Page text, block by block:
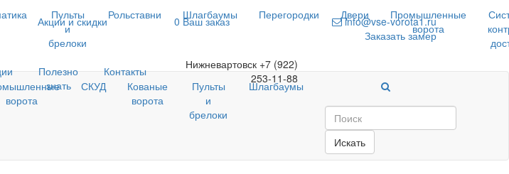
Пульты
и
брелоки
Рольставни Шлагбаумы Перегородки Двери
Промышленные
ворота
Полезно
знать
Контакты Нижневартовск +7 (922)
253-11-88
Акции и скидки 0 Ваш заказ
info@vse-vorota1.ru
Заказать замер
ворота
СКУД
Кованые
ворота
Пульты
и
брелоки
Шлагбаумы
Искать